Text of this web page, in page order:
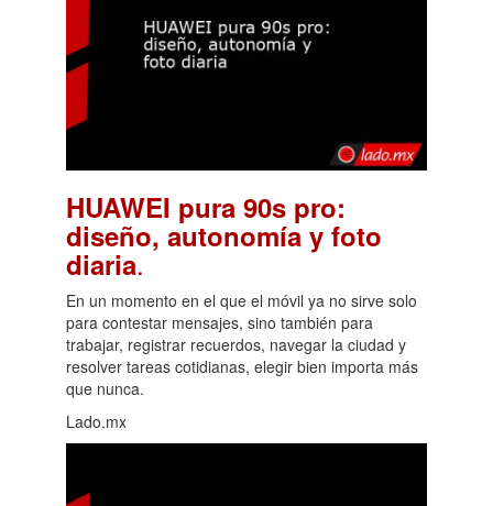
HUAWEI pura 90s pro:
diseño, autonomía y foto
diaria.
En un momento en el que el móvil ya no sirve solo
para contestar mensajes, sino también para
trabajar, registrar recuerdos, navegar la ciudad y
resolver tareas cotidianas, elegir bien importa más
que nunca.
Lado.mx